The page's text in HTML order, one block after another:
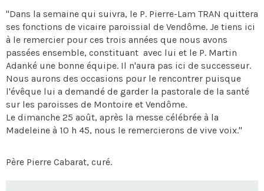
"Dans la semaine qui suivra, le P. Pierre-Lam TRAN quittera
ses fonctions de vicaire paroissial de Vendôme. Je tiens ici
à le remercier pour ces trois années que nous avons
passées ensemble, constituant avec lui et le P. Martin
Adanké une bonne équipe. Il n'aura pas ici de successeur.
Nous aurons des occasions pour le rencontrer puisque
l'évêque lui a demandé de garder la pastorale de la santé
sur les paroisses de Montoire et Vendôme.
Le dimanche 25 août, après la messe célébrée à la
Madeleine à 10 h 45, nous le remercierons de vive voix."
Père Pierre Cabarat, curé.